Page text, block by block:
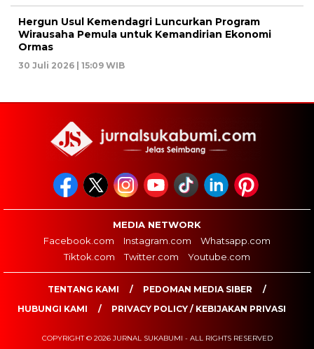
Hergun Usul Kemendagri Luncurkan Program
Wirausaha Pemula untuk Kemandirian Ekonomi
Ormas
30 Juli 2026 | 15:09 WIB
MEDIA NETWORK
Facebook.com
Instagram.com
Whatsapp.com
Tiktok.com
Twitter.com Youtube.com
TENTANG KAMI
PEDOMAN MEDIA SIBER
HUBUNGI KAMI
PRIVACY POLICY / KEBIJAKAN PRIVASI
COPYRIGHT © 2026 JURNAL SUKABUMI - ALL RIGHTS RESERVED